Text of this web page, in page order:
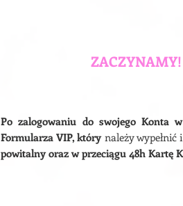
ZACZYNAMY!
Po zalogowaniu do swojego Konta
Formularza VIP, który należy
powitalny oraz w przeciągu 48h Kartę